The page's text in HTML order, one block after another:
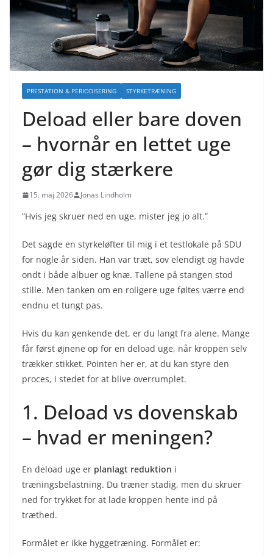
PRESTATION & PERIODISERING STYRKETRÆNING
Deload eller bare doven
– hvornår en lettet uge
gør dig stærkere
15. maj 2026 Jonas Lindholm
“Hvis jeg skruer ned en uge, mister jeg jo alt.”
Det sagde en styrkeløfter til mig i et testlokale på SDU
for nogle år siden. Han var træt, sov elendigt og havde
ondt i både albuer og knæ. Tallene på stangen stod
stille. Men tanken om en roligere uge føltes værre end
endnu et tungt pas.
Hvis du kan genkende det, er du langt fra alene. Mange
får først øjnene op for en deload uge, når kroppen selv
trækker stikket. Pointen her er, at du kan styre den
proces, i stedet for at blive overrumplet.
1. Deload vs dovenskab
– hvad er meningen?
En deload uge er planlagt reduktion i
træningsbelastning. Du træner stadig, men du skruer
ned for trykket for at lade kroppen hente ind på
træthed.
Formålet er ikke hyggetræning. Formålet er: